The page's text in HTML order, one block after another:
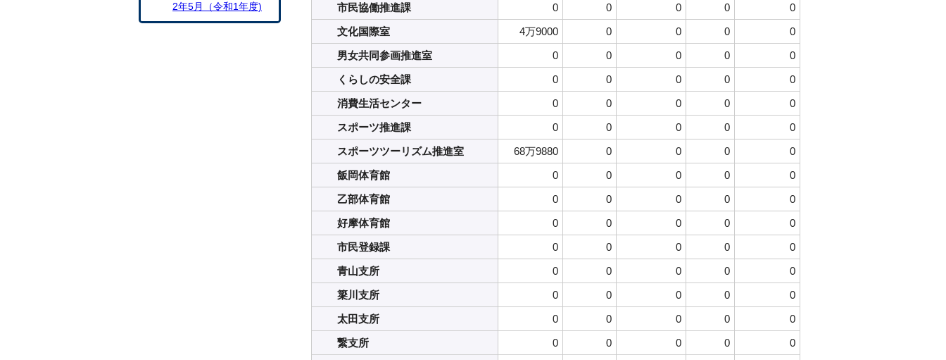
市民協働推進課
0 0 0 0
0
文化国際室
4万9000 0 0 0
0
男女共同参画推進室
0 0 0 0
0
くらしの安全課
0 0 0 0
0
消費生活センター
0 0 0 0
0
スポーツ推進課
0 0 0 0
0
スポーツツーリズム推進室
68万9880 0 0 0
0
飯岡体育館
0 0 0 0
0
乙部体育館
0 0 0 0
0
好摩体育館
0 0 0 0
0
市民登録課
0 0 0 0
0
青山支所
0 0 0 0
0
簗川支所
0 0 0 0
0
太田支所
0 0 0 0
0
繋支所
0 0 0 0
0
2年5月（令和1年度)